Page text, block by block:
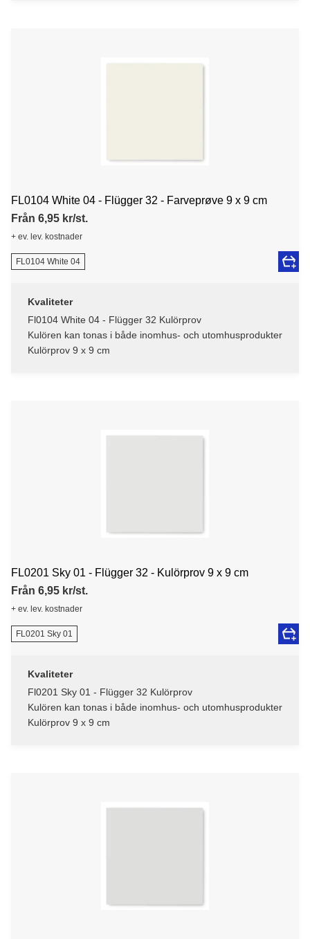
FL0104 White 04 - Flügger 32 - Farveprøve 9 x 9 cm
Från 6,95 kr/st.
+ ev. lev. kostnader
FL0104 White 04
Kvaliteter
Fl0104 White 04 - Flügger 32 Kulörprov
Kulören kan tonas i både inomhus- och utomhusprodukter
Kulörprov 9 x 9 cm
FL0201 Sky 01 - Flügger 32 - Kulörprov 9 x 9 cm
Från 6,95 kr/st.
+ ev. lev. kostnader
FL0201 Sky 01
Kvaliteter
Fl0201 Sky 01 - Flügger 32 Kulörprov
Kulören kan tonas i både inomhus- och utomhusprodukter
Kulörprov 9 x 9 cm